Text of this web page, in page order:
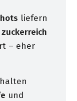
liefern
zuckerreich
– eher
und